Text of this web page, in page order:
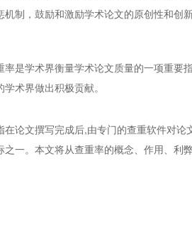
制，鼓励和激励学术论文的原创性和创新
率是学术界衡量学术论文质量的一项重要
术界做出积极贡献。
在论文撰写完成后,由专门的查重软件对
一。本文将从查重率的概念、作用、利